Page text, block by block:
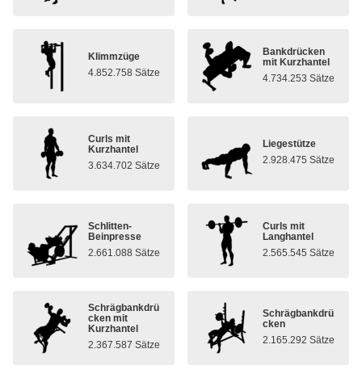
Klimmzüge
4.852.758 Sätze
Bankdrücken
mit Kurzhantel
4.734.253 Sätze
Curls mit
Kurzhantel
3.634.702 Sätze
Liegestütze
2.928.475 Sätze
Schlitten-
Beinpresse
2.661.088 Sätze
Curls mit
Langhantel
2.565.545 Sätze
Schrägbankdrü
cken mit
Kurzhantel
2.367.587 Sätze
Schrägbankdrü
cken
2.165.292 Sätze